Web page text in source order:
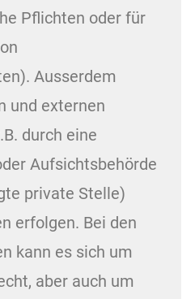
Pflichten oder für
Ausserdem
und externen
durch eine
Aufsichtsbehörde
private Stelle)
erfolgen. Bei den
kann es sich um
aber auch um